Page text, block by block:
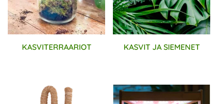
KASVITERRAARIOT KASVIT JA SIEMENET